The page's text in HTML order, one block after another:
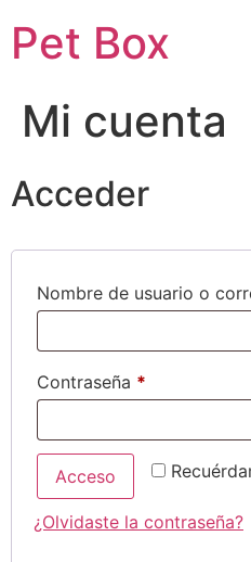
Pet Box
Mi cuenta
Acceder
Nombre de usuario o
Contraseña *
Acceso
¿Olvidaste la contraseña?